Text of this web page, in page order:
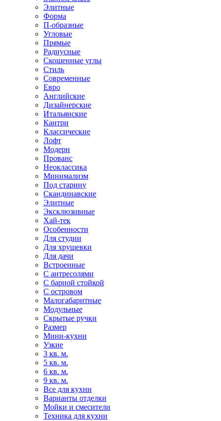
Элитные
Форма
П-образные
Угловые
Прямые
Радиусные
Скошенные углы
Стиль
Современные
Евро
Английские
Дизайнерские
Итальянские
Кантри
Классические
Лофт
Модерн
Прованс
Неоклассика
Минимализм
Под старину
Скандинавские
Элитные
Эксклюзивные
Хай-тек
Особенности
Для студии
Для хрущевки
Для дачи
Встроенные
С антресолями
С барной стойкой
С островом
Малогабаритные
Модульные
Скрытые ручки
Размер
Мини-кухни
Узкие
3 кв. м.
5 кв. м.
6 кв. м.
9 кв. м.
Все для кухни
Варианты отделки
Мойки и смесители
Техника для кухни